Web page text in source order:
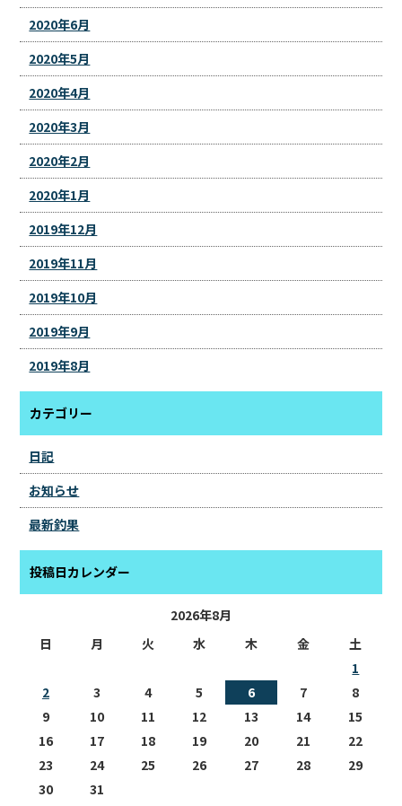
2020年6月
2020年5月
2020年4月
2020年3月
2020年2月
2020年1月
2019年12月
2019年11月
2019年10月
2019年9月
2019年8月
カテゴリー
日記
お知らせ
最新釣果
投稿日カレンダー
2026年8月
日
月 火 水 木 金 土
1
2
3 4 5 6 7
8
9
10 11 12 13 14
15
16
17 18 19 20 21
22
23
24 25 26 27 28
29
30
31